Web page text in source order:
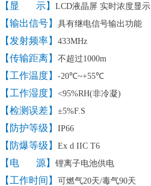
【显 示】 LCD液晶屏 实时浓度显示
【输出信号】 具有继电信号输出功能
【发射频率】 433MHz
【传输距离】 不超过1000m
【工作温度】 -20℃~+55℃
【工作湿度】 <95%RH(非冷凝)
【检测误差】 ±5%F.S
【防护等级】 IP66
【防爆等级】 Ex d IIC T6
【电 源】 锂离子电池供电
【工作时间】 可燃气20天/毒气90天